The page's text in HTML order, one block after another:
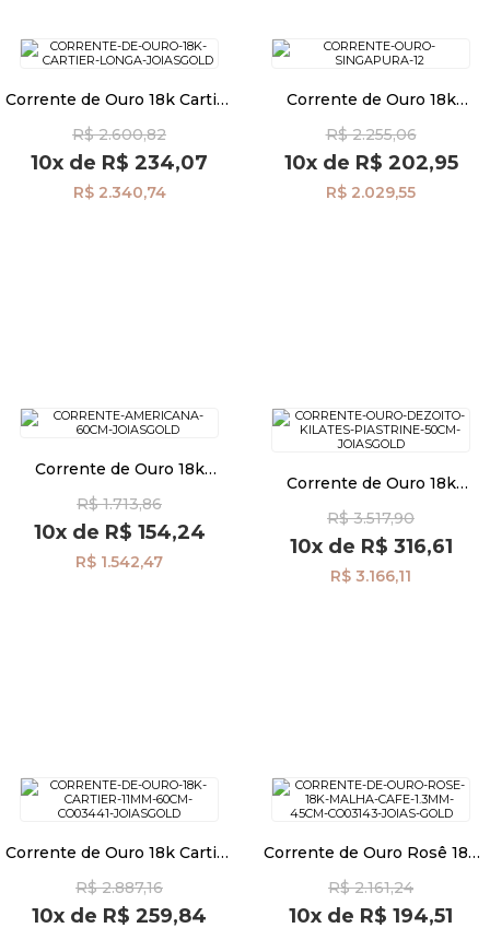
Corrente de Ouro 18k Cartier
co02862
R$ 2.600,82
10x de R$ 234,07
R$ 2.340,74
Corrente de Ouro 18k
co03676
R$ 2.255,06
10xde R$ 202,95
R$ 2.029,55
Corrente de Ouro 18k
co03552
R$ 1.713,86
10xde R$ 154,24
R$ 1.542,47
Corrente de Ouro 18k
co02719
R$ 3.517,90
10xde R$ 316,61
R$ 3.166,11
Corrente de Ouro 18k Cartier
R$ 2.887,16
10x de R$ 259,84
Corrente de Ouro Rosê 18k
co03143
R$ 2.161,24
10x de R$ 194,51